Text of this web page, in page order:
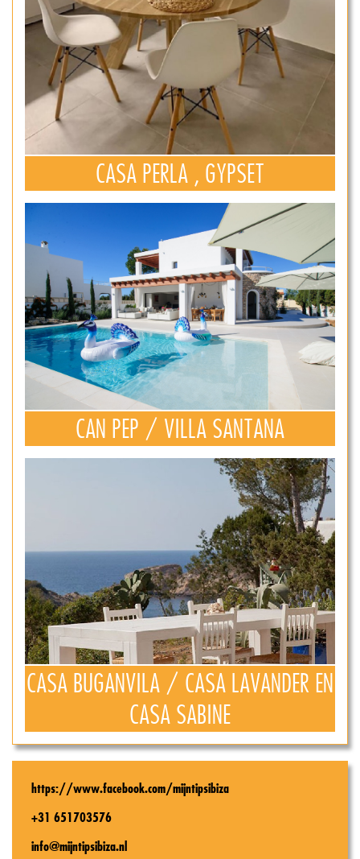
CASA PERLA , GYPSET
CAN PEP / VILLA SANTANA
CASA BUGANVILA / CASA LAVANDER EN
CASA SABINE
https://www.facebook.com/mijntipsibiza
+31 651703576
info@mijntipsibiza.nl